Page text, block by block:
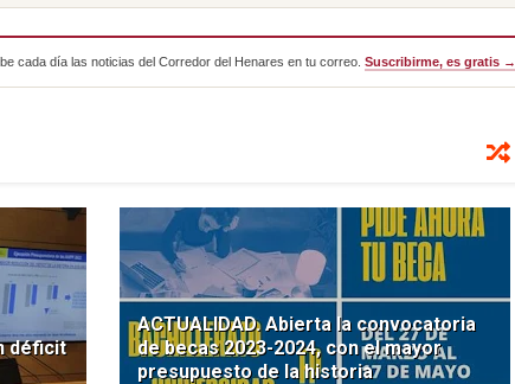
cada día las noticias del Corredor del Henares en tu correo. Suscribirme, es gratis →
déficit
ACTUALIDAD. Abierta la convocatoria
de becas 2023-2024, con el mayor
presupuesto de la historia